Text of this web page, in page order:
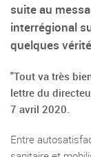
suite au
interrégional
quelques
"Tout va très
lettre du
7 avril 2020.
Entre